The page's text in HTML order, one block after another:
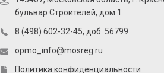
бульвар Строителей, дом 1
8 (498) 602-32-45, доб. 56799
opmo_info@mosreg.ru
Политика конфиденциальности